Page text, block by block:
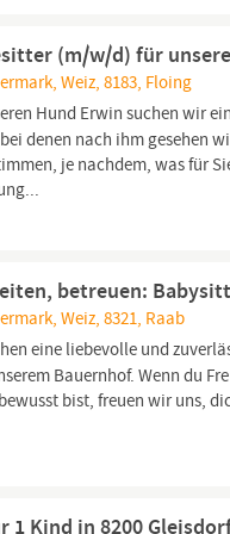
(m/w/d) für
Weiz, 8183, Floing
Hund Erwin suchen wir
bei denen nach ihm gesehen
je nachdem, was für
betreuen:
Weiz, 8321, Raab
eine liebevolle und
Bauernhof. Wenn du
bist, freuen wir uns,
1 Kind in 8200